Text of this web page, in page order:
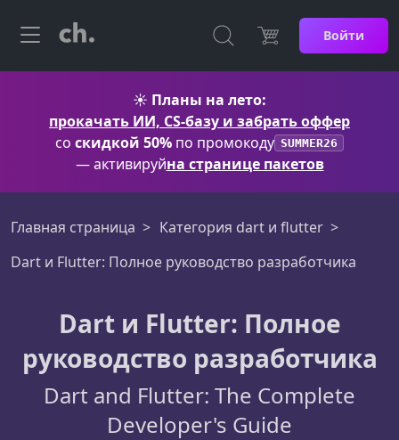
Войти
☀️ Планы на лето:
прокачать ИИ, CS-базу и забрать оффер
со скидкой 50% по промокоду SUMMER26
— активируйна странице пакетов
Главная страница
Категория dart и flutter
Dart и Flutter: Полное руководство разработчика
Dart и Flutter: Полное
руководство разработчика
Dart and Flutter: The Complete
Developer's Guide